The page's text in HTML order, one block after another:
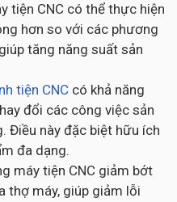
tiện CNC có thể thực hiện
hơn so với các phương
tăng năng suất sản
tiện CNC có khả năng
đổi các công việc sản
Điều này đặc biệt hữu ích
đa dạng.
máy tiện CNC giảm bớt
thợ máy, giúp giảm lỗi